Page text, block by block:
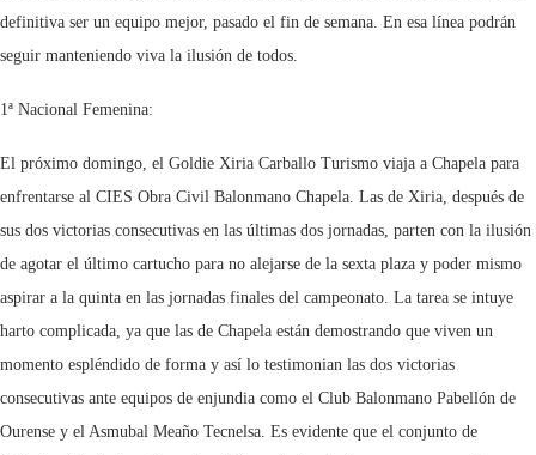
definitiva ser un equipo mejor, pasado el fin de semana. En esa línea podrán
seguir manteniendo viva la ilusión de todos.
1ª Nacional Femenina:
El próximo domingo, el Goldie Xiria Carballo Turismo viaja a Chapela para
enfrentarse al CIES Obra Civil Balonmano Chapela. Las de Xiria, después de
sus dos victorias consecutivas en las últimas dos jornadas, parten con la ilusión
de agotar el último cartucho para no alejarse de la sexta plaza y poder mismo
aspirar a la quinta en las jornadas finales del campeonato. La tarea se intuye
harto complicada, ya que las de Chapela están demostrando que viven un
momento espléndido de forma y así lo testimonian las dos victorias
consecutivas ante equipos de enjundia como el Club Balonmano Pabellón de
Ourense y el Asmubal Meaño Tecnelsa. Es evidente que el conjunto de